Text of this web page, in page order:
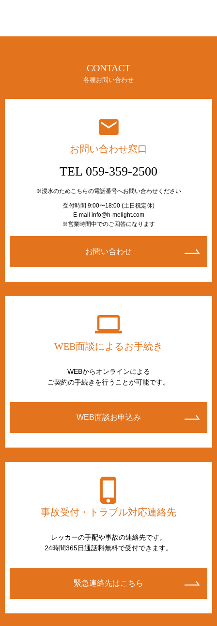
CONTACT
各種お問い合わせ
お問い合わせ窓口
TEL 059-359-2500
※浸水のためこちらの電話番号へお問い合わせください
受付時間 9:00〜18:00 (土日祝定休)
E-mail info@h-melight.com
※営業時間中でのご回答になります
お問い合わせ
WEB面談によるお手続き
WEBからオンラインによる
ご契約の手続きを行うことが可能です。
WEB面談お申込み
事故受付・トラブル対応連絡先
レッカーの手配や事故の連絡先です。
24時間365日通話料無料で受付できます。
緊急連絡先はこちら